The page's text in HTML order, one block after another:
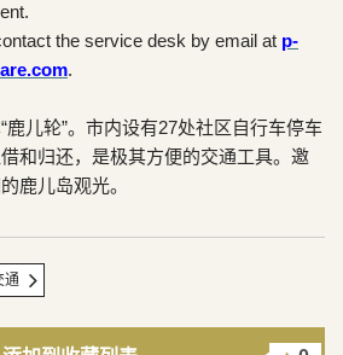
the service desk by email at p-
.
鹿儿轮”。市内设有27处社区自行车停车
和归还，是极其方便的交通工具。邀
鹿儿岛观光。
通